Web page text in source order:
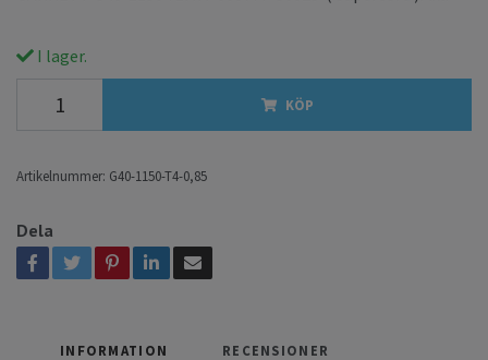
I lager.
KÖP
Artikelnummer: G40-1150-T4-0,85
Dela
INFORMATION RECENSIONER